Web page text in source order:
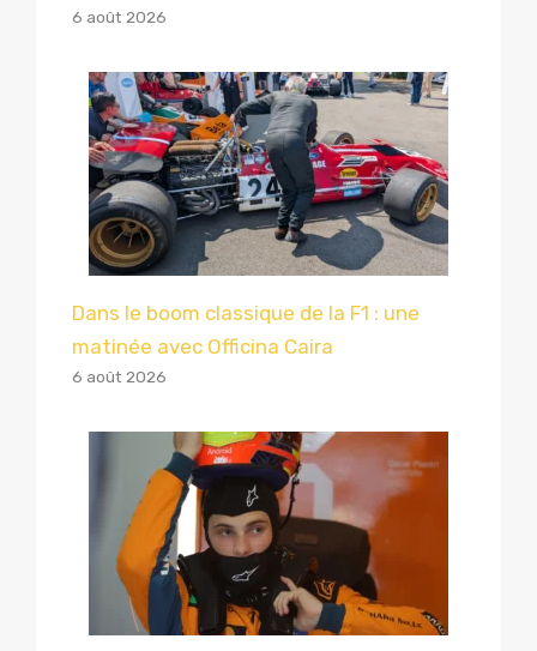
6 août 2026
Dans le boom classique de la F1 : une
matinée avec Officina Caira
6 août 2026